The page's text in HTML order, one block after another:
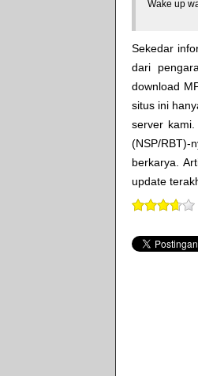
Wake up
Sekedar
dari
download
situs ini
server
(NSP/
berkarya.
update